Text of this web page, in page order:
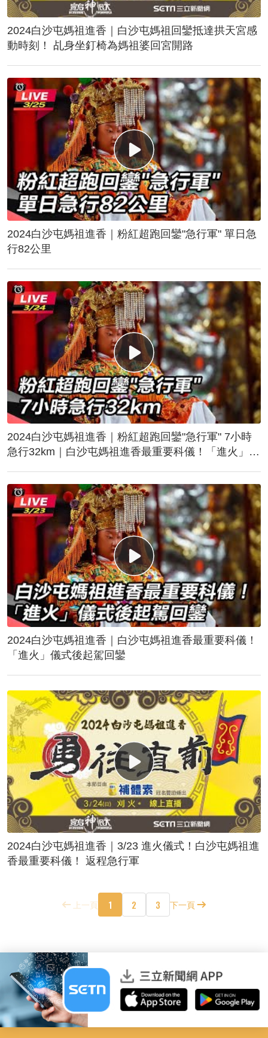
2024白沙屯媽祖進香｜白沙屯媽祖回鑾抵達拱天宮感
動時刻！ 乩身坐釘椅為媽祖婆回宮開路
2024白沙屯媽祖進香｜粉紅超跑回鑾"急行軍" 單日急
行82公里
2024白沙屯媽祖進香｜粉紅超跑回鑾"急行軍" 7小時
急行32km｜白沙屯媽祖進香最重要科儀！「進火」儀
2024白沙屯媽祖進香｜白沙屯媽祖進香最重要科儀！
「進火」儀式後起駕回鑾
2024白沙屯媽祖進香｜3/23 進火儀式！白沙屯媽祖進
香最重要科儀！ 返程急行軍
上一頁 1 2 3 下一頁